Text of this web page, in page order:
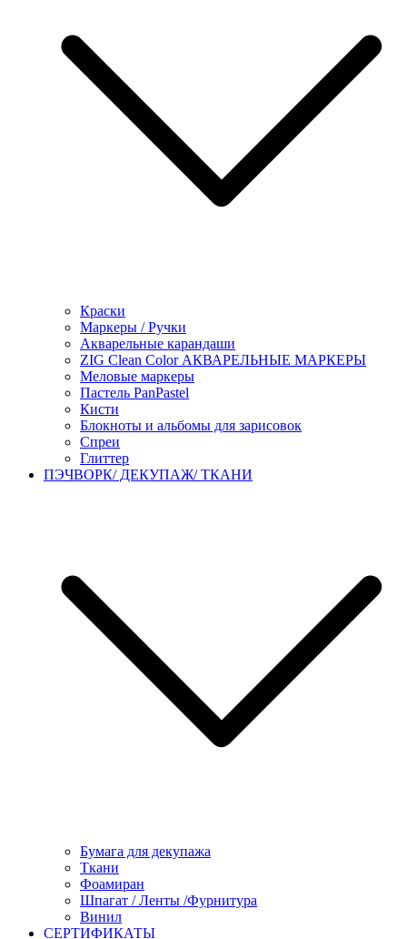
Краски
Маркеры / Ручки
Акварельные карандаши
ZIG Clean Color АКВАРЕЛЬНЫЕ МАРКЕРЫ
Меловые маркеры
Пастель PanPastel
Кисти
Блокноты и альбомы для зарисовок
Спреи
Глиттер
ПЭЧВОРК/ ДЕКУПАЖ/ ТКАНИ
Бумага для декупажа
Ткани
Фоамиран
Шпагат / Ленты /Фурнитура
Винил
СЕРТИФИКАТЫ